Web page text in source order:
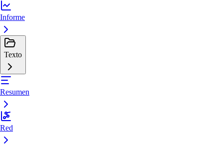
Informe
Texto
Resumen
Red